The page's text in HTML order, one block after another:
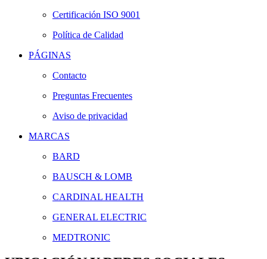
Certificación ISO 9001
Política de Calidad
PÁGINAS
Contacto
Preguntas Frecuentes
Aviso de privacidad
MARCAS
BARD
BAUSCH & LOMB
CARDINAL HEALTH
GENERAL ELECTRIC
MEDTRONIC